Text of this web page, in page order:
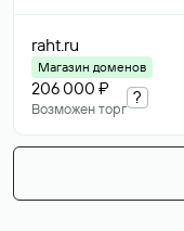
raht.ru
Магазин доменов
206 000 ₽
Возможен торг
?